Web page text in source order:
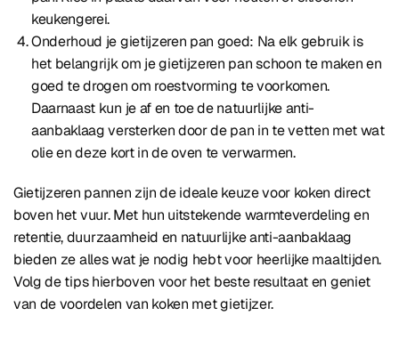
keukengerei.
Onderhoud je gietijzeren pan goed: Na elk gebruik is
het belangrijk om je gietijzeren pan schoon te maken en
goed te drogen om roestvorming te voorkomen.
Daarnaast kun je af en toe de natuurlijke anti-
aanbaklaag versterken door de pan in te vetten met wat
olie en deze kort in de oven te verwarmen.
Gietijzeren pannen zijn de ideale keuze voor koken direct
boven het vuur. Met hun uitstekende warmteverdeling en
retentie, duurzaamheid en natuurlijke anti-aanbaklaag
bieden ze alles wat je nodig hebt voor heerlijke maaltijden.
Volg de tips hierboven voor het beste resultaat en geniet
van de voordelen van koken met gietijzer.